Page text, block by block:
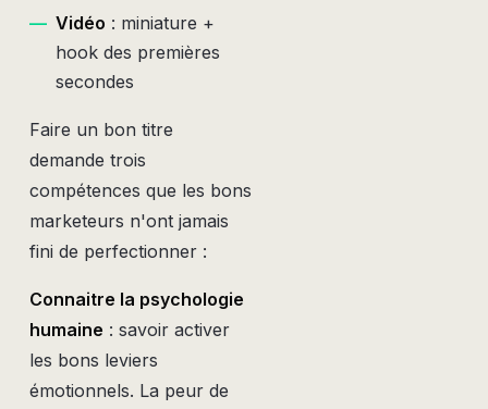
— Vidéo : miniature +
hook des premières
secondes
Faire un bon titre
demande trois
compétences que les bons
marketeurs n'ont jamais
fini de perfectionner :
Connaitre la psychologie
humaine : savoir activer
les bons leviers
émotionnels. La peur de